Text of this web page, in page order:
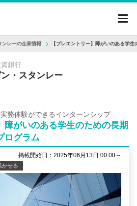
ンレーの企業情報 【プレエントリー】障がいのある学
銀行
・スタンレー
務体験ができるインターンシップ
障がいのある学生のための長期
ログラム
かせる
掲載開始日：2025年06月13日 00:00～